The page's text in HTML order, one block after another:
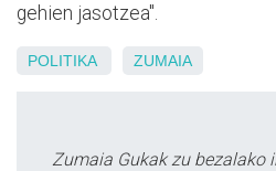
gehien jasotzea".
POLITIKA ZUMAIA
Zumaia Gukak zu bezalako